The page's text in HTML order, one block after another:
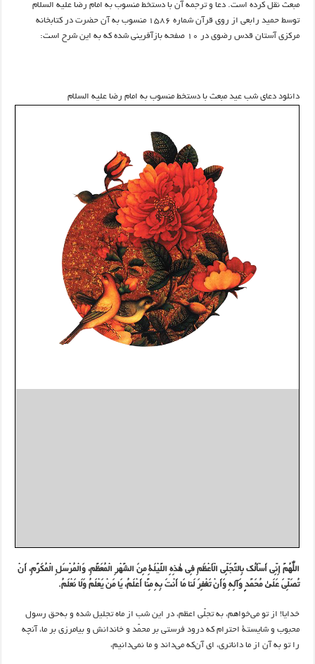
مبعث نقل کرده است. دعا و ترجمه آن با دستخط منسوب به امام رضا علیه السلام
توسط حمید رابعی از روی قرآن شماره ۱۵۸۶ منسوب به آن حضرت در کتابخانه
مرکزی آستان قدس رضوی در ۱۰ صفحه بازآفرینی شده که به این شرح است:
دانلود دعای شب عید مبعث با دستخط منسوب به امام رضا علیه السلام
اللّٰهُمَّ إِنِّی أَسْأَلُک بِالتَّجَلِّی الْأَعْظَمِ فِی هٰذِهِ اللَّیْلَةِ مِنَ الشَّهْرِ الْمُعَظَّمِ، وَالْمُرْسَلِ الْمُکَرَّمِ، أَنْ
تُصَلِّیَ عَلَیٰ مُحَمَّدٍ وَآلِهِ وَأَنْ تَغْفِرَ لَنا مَا أَنْتَ بِهِ مِنَّا أَعْلَمُ، یَا مَنْ یَعْلَمُ وَلَا نَعْلَمُ.
خدایا! از تو می‌خواهم، به تجلّی اعظم، در این شب از ماه تجلیل شده و به‌حق رسول
محبوب و شایستۀ احترام که درود فرستی بر محمّد و خاندانش و بیامرزی بر ما، آنچه
را تو به آن از ما داناتری، ای آن‌که می‌داند و ما نمی‌دانیم،